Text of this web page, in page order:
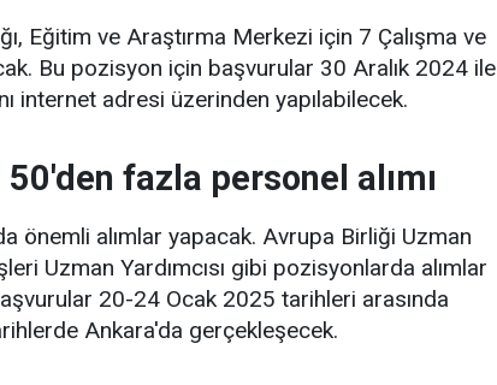
Eğitim ve Araştırma Merkezi için 7 Çalışma ve
Bu pozisyon için başvurular 30 Aralık 2024 ile
internet adresi üzerinden yapılabilecek.
50'den fazla personel alımı
önemli alımlar yapacak. Avrupa Birliği Uzman
Uzman Yardımcısı gibi pozisyonlarda alımlar
20-24 Ocak 2025 tarihleri arasında
Ankara'da gerçekleşecek.